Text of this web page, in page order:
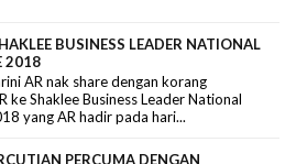
BUSINESS LEADER NATIONAL
2018
AR nak share dengan korang
ke Shaklee Business Leader National
yang AR hadir pada hari...
PERCUMA DENGAN